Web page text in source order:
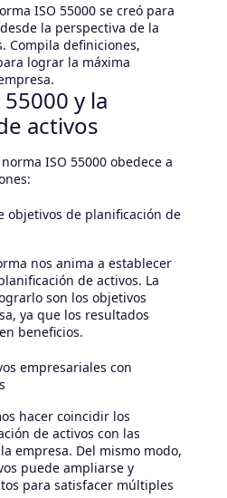
ISO 55000 se creó para
la perspectiva de la
Compila definiciones,
lograr la máxima
y la
activos
ISO 55000 obedece a
objetivos de planificación de
nos anima a establecer
de activos. La
son los objetivos
ya que los resultados
beneficios.
empresariales con
hacer coincidir los
de activos con las
empresa. Del mismo modo,
puede ampliarse y
para satisfacer múltiples